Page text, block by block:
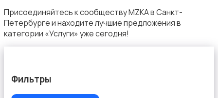
Уход за животными
Присоединяйтесь к сообществу MZKA в Санкт-
Петербурге и находите лучшие предложения в
категории «Услуги» уже сегодня!
Фильтры